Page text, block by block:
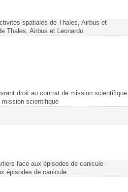
spatiales de Thales, Airbus et
Thales, Airbus et Leonardo
droit au contrat de mission scientifique
mission scientifique
face aux épisodes de canicule -
épisodes de canicule